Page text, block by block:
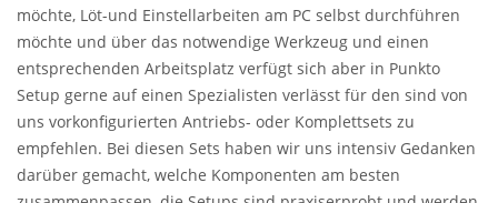
möchte, Löt-und Einstellarbeiten am PC selbst durchführen
möchte und über das notwendige Werkzeug und einen
entsprechenden Arbeitsplatz verfügt sich aber in Punkto
Setup gerne auf einen Spezialisten verlässt für den sind von
uns vorkonfigurierten Antriebs- oder Komplettsets zu
empfehlen. Bei diesen Sets haben wir uns intensiv Gedanken
darüber gemacht, welche Komponenten am besten